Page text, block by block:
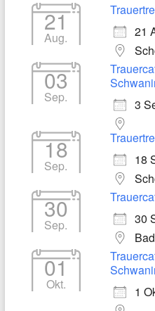
21
Aug.
21
03
Sep.
3
18
Sep.
18
30
Sep.
30
01
Okt.
1